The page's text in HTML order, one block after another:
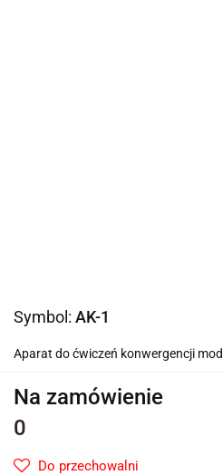
Symbol: AK-1
Aparat do ćwiczeń konwergencji
Na zamówienie
0
Do przechowalni